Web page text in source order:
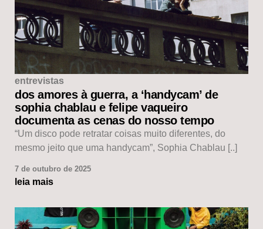
entrevistas
dos amores à guerra, a ‘handycam’ de
sophia chablau e felipe vaqueiro
documenta as cenas do nosso tempo
“Um disco pode retratar coisas muito diferentes, do
mesmo jeito que uma handycam”, Sophia Chablau [..]
7 de outubro de 2025
leia mais